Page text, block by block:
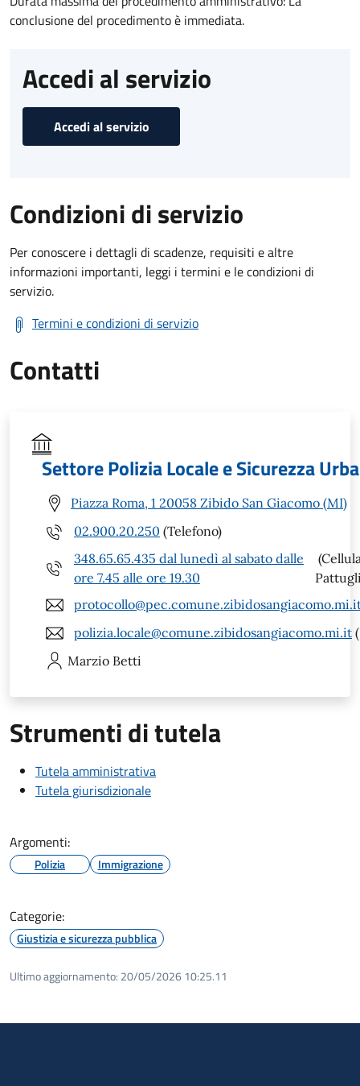
conclusione del procedimento è immediata.
Accedi al servizio
Accedi al servizio
Condizioni di servizio
Per conoscere i dettagli di scadenze, requisiti e altre
informazioni importanti, leggi i termini e le condizioni di
servizio.
Termini e condizioni di servizio
Contatti
Settore Polizia Locale e Sicurezza
Piazza Roma, 1 20058 Zibido San Giacomo (MI)
02.900.20.250 (Telefono)
348.65.65.435 dal lunedì al sabato dalle
ore 7.45 alle ore 19.30
polizia.locale@comune.zibidosangiacomo.mi.it
Marzio Betti
Strumenti di tutela
Tutela amministrativa
Tutela giurisdizionale
Argomenti:
Polizia Immigrazione
Categorie:
Giustizia e sicurezza pubblica
Ultimo aggiornamento: 20/05/2026 10:25.11